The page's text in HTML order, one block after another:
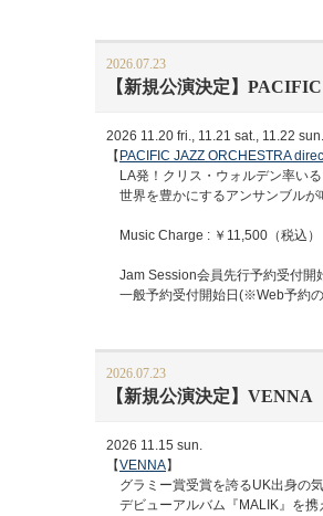
2026.07.23
【新規公演決定】
2026 11.20 fri., 11.21 sat., 11.22 sun.
【 PACIFIC JAZZ ORCHESTRA
LA発！クリス・ウォルデン率い
世界を豊かにするアンサンブルが
Music Charge : ￥11,500（税込）
Jam Session会員先行予約受付開
一般予約受付開始日(※Web予約
2026.07.23
【新規公演決定】VENNA
2026 11.15 sun.
【VENNA】
グラミー賞受賞を誇るUK出身の
デビューアルバム『MALIK』を携